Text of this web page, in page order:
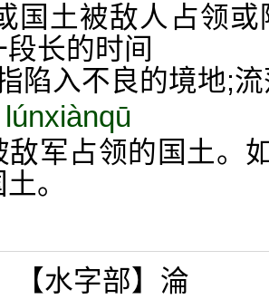
国土被敌人占领
长的时间
陷入不良的境地;
lúnxiànqū
敌军占领的国土。
。
【水字部】淪